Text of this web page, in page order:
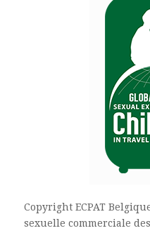
Copyright ECPAT
sexuelle commerciale